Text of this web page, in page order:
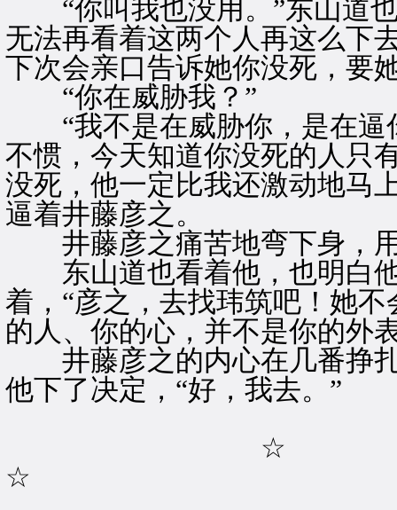
“你叫我也没用。”东山道也
无法再看着这两个人再这么下
下次会亲口告诉她你没死，要
“你在威胁我？”
“我不是在威胁你，是在逼
不惯，今天知道你没死的人只
没死，他一定比我还激动地马
逼着井藤彦之。
井藤彦之痛苦地弯下身，
东山道也看着他，也明白他
着，“彦之，去找玮筑吧！她
的人、你的心，并不是你的外
井藤彦之的内心在几番挣扎
他下了决定，“好，我去。”
☆
☆